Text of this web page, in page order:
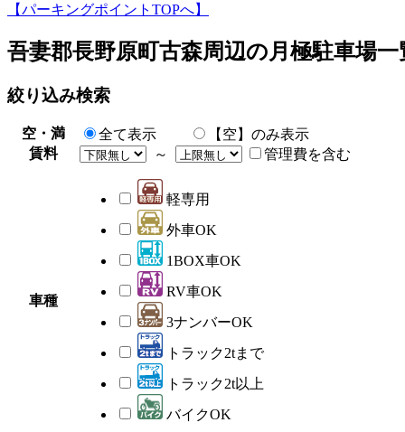
【パーキングポイントTOPへ】
吾妻郡長野原町古森周辺の月極駐車場一
絞り込み検索
空・満 全て表示
【空】のみ表示
賃料
～ 管理費を含む
車種
軽専用
外車OK
1BOX車OK
RV車OK
3ナンバーOK
トラック2tまで
トラック2t以上
バイクOK